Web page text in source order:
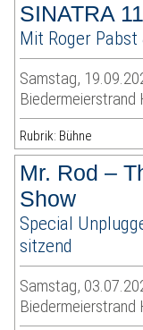
SINATRA
Mit Roger Pabst
Samstag,
Biedermeierstrand
Rubrik: Bühne
Mr. Rod –
Show
Special
sitzend
Samstag,
Biedermeierstrand